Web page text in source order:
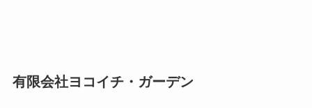
有限会社ヨコイチ・ガーデン